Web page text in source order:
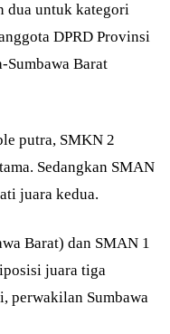
dua untuk kategori
DPRD Provinsi
Sumbawa Barat
putra, SMKN 2
Sedangkan SMAN
juara kedua.
Barat) dan SMAN 1
juara tiga
perwakilan Sumbawa